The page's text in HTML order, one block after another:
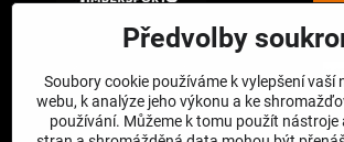
Předvolby
Soubory cookie používáme k vylepšení vaší
webu, k analýze jeho výkonu a ke
používání. Můžeme k tomu použít nástroje